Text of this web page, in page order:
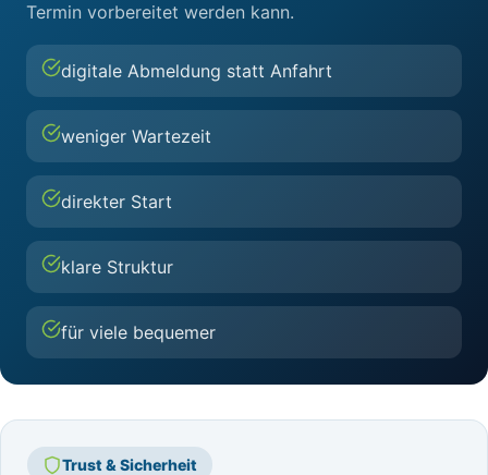
Termin vorbereitet werden kann.
digitale Abmeldung statt Anfahrt
weniger Wartezeit
direkter Start
klare Struktur
für viele bequemer
Trust & Sicherheit